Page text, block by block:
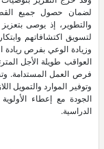
لضمان حصول جميع
والتطوير، إذ يوصى
لتسويق اكتشافاتهم
وزيادة الوعي بفرص ريادة
العواقب طويلة الأجل
فرص العمل المستدامة.
وتوفير الموارد والتمويل
الجودة مع إعطاء
الدراسية.